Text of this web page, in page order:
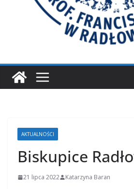
AKTUALNOŚCI
Biskupice
21 lipca 2022 Katarzyna Baran